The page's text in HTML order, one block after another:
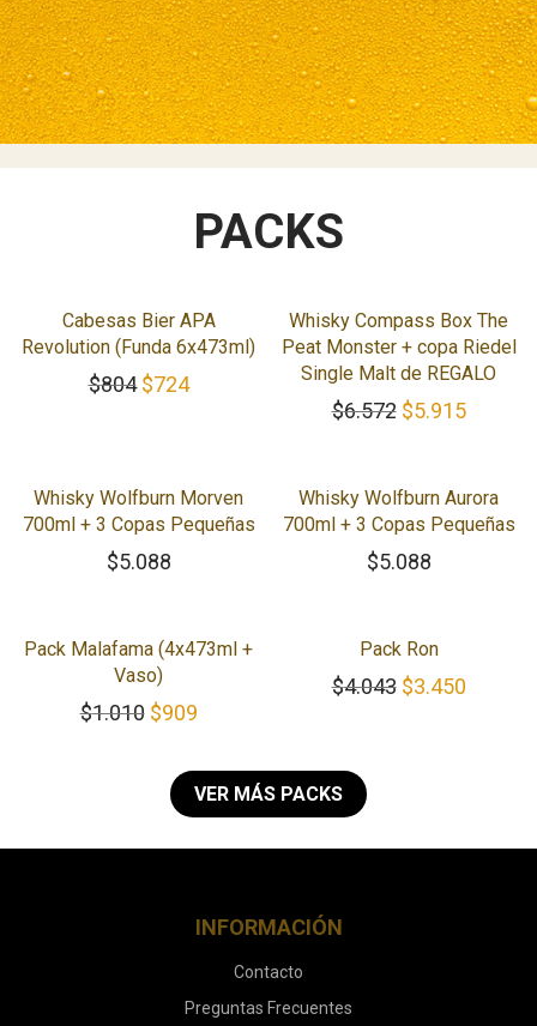
PACKS
10%
Cabesas Bier APA
Revolution (Funda 6x473ml)
$804 El precio original era: $804.
$724El precio actual es: $724.
-10%
Whisky Compass Box The
Peat Monster + copa Riedel
Single Malt de REGALO
$6.572 El precio
$5.915El
Whisky Wolfburn Morven
700ml + 3 Copas Pequeñas
$5.088
Whisky Wolfburn Aurora
700ml + 3 Copas Pequeñas
$5.088
-10 %
Pack Malafama (4x473ml +
Vaso)
$1.010 El precio original era: $1.010.
$909El precio actual es: $909.
Pack Ron
$4.043 El precio
$3.450El
VER MÁS PACKS
INFORMACIÓN
Contacto
Preguntas Frecuentes